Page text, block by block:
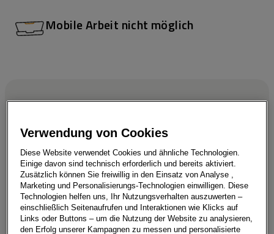
Mobile Arbeit nicht möglich
Wir möchten die Welt
bewegen
Möchtest du Teil des führenden
Verwendung von Cookies
Diese Website verwendet Cookies und ähnliche Technologien.
Einige davon sind technisch erforderlich und bereits aktiviert.
Zusätzlich können Sie freiwillig in den Einsatz von Analyse ,
Marketing und Personalisierungs-Technologien einwilligen. Diese
Technologien helfen uns, Ihr Nutzungsverhalten auszuwerten –
einschließlich Seitenaufrufen und Interaktionen wie Klicks auf
Links oder Buttons – um die Nutzung der Website zu analysieren,
den Erfolg unserer Kampagnen zu messen und personalisierte